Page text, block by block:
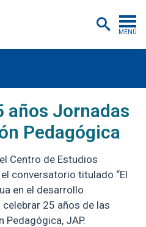
MENÚ
diplomados
educativas
somos
años Jornadas
Pedagógica
Centro de Estudios
conversatorio titulado “El
en el desarrollo
25 años de las
Pedagógica, JAP.